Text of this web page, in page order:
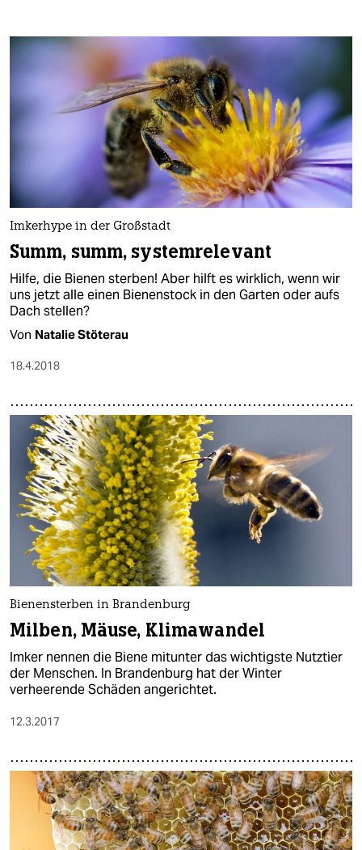
Imkerhype in der Großstadt
Summ, summ, systemrelevant
Hilfe, die Bienen sterben! Aber hilft es wirklich, wenn wir
uns jetzt alle einen Bienenstock in den Garten oder aufs
Dach stellen?
Von Natalie Stöterau
18.4.2018
Bienensterben in Brandenburg
Milben, Mäuse, Klimawandel
Imker nennen die Biene mitunter das wichtigste Nutztier
der Menschen. In Brandenburg hat der Winter
verheerende Schäden angerichtet.
12.3.2017